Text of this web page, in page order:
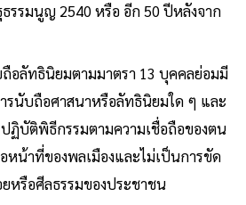
รรมนูญ 2540 หรือ อีก 50 ปีหลังจาก
อลัทธินิยมตามมาตรา 13 บุคคลย่อมมี
รนับถือศาสนาหรือลัทธินิยมใด ๆ และ
ฏิบัติพิธีกรรมตามความเชื่อถือของตน
น้าที่ของพลเมืองและไม่เป็นการขัด
หรือศีลธรรมของประชาชน